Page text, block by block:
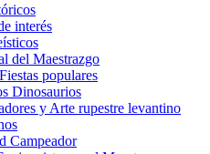
interés
del Maestrazgo
populares
Dinosaurios
y Arte rupestre levantino
Campeador